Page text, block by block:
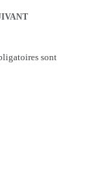
sont